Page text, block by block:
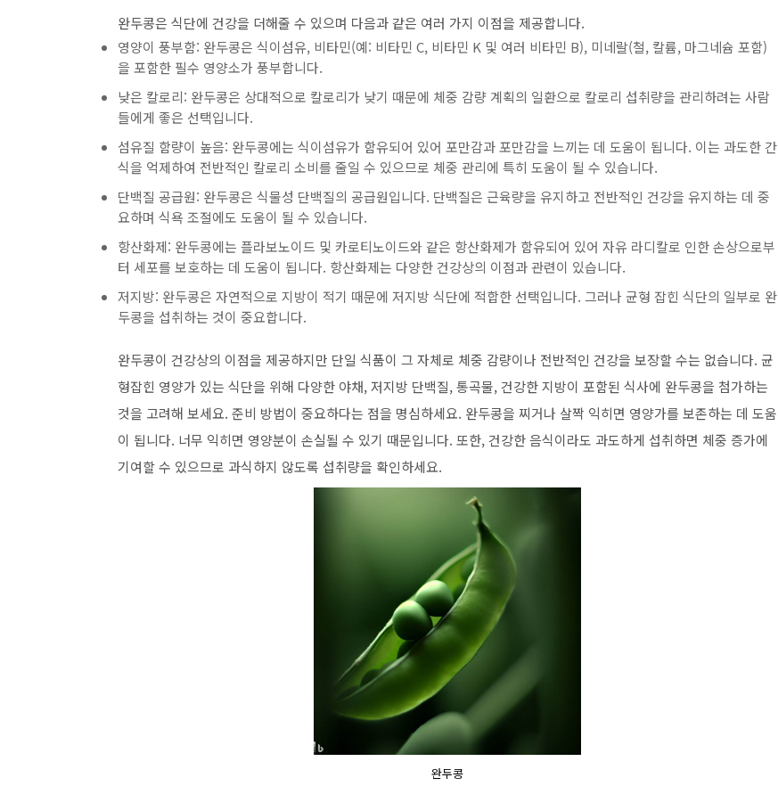
완두콩은 식단에 건강을 더해줄 수 있으며 다음과 같은 여러 가지 이점을 제공합니다.
영양이 풍부함: 완두콩은 식이섬유, 비타민(예: 비타민 C, 비타민 K 및 여러 비타민 B), 미네랄(철, 칼륨, 마그네슘 포함)
을 포함한 필수 영양소가 풍부합니다.
낮은 칼로리: 완두콩은 상대적으로 칼로리가 낮기 때문에 체중 감량 계획의 일환으로 칼로리 섭취량을 관리하려는 사람
들에게 좋은 선택입니다.
섬유질 함량이 높음: 완두콩에는 식이섬유가 함유되어 있어 포만감과 포만감을 느끼는 데 도움이 됩니다. 이는 과도한 간
식을 억제하여 전반적인 칼로리 소비를 줄일 수 있으므로 체중 관리에 특히 도움이 될 수 있습니다.
단백질 공급원: 완두콩은 식물성 단백질의 공급원입니다. 단백질은 근육량을 유지하고 전반적인 건강을 유지하는 데 중
요하며 식욕 조절에도 도움이 될 수 있습니다.
항산화제: 완두콩에는 플라보노이드 및 카로티노이드와 같은 항산화제가 함유되어 있어 자유 라디칼로 인한 손상으로부
터 세포를 보호하는 데 도움이 됩니다. 항산화제는 다양한 건강상의 이점과 관련이 있습니다.
저지방: 완두콩은 자연적으로 지방이 적기 때문에 저지방 식단에 적합한 선택입니다. 그러나 균형 잡힌 식단의 일부로 완
두콩을 섭취하는 것이 중요합니다.
완두콩이 건강상의 이점을 제공하지만 단일 식품이 그 자체로 체중 감량이나 전반적인 건강을 보장할 수는 없습니다. 균
형잡힌 영양가 있는 식단을 위해 다양한 야채, 저지방 단백질, 통곡물, 건강한 지방이 포함된 식사에 완두콩을 첨가하는
것을 고려해 보세요. 준비 방법이 중요하다는 점을 명심하세요. 완두콩을 찌거나 살짝 익히면 영양가를 보존하는 데 도움
이 됩니다. 너무 익히면 영양분이 손실될 수 있기 때문입니다. 또한, 건강한 음식이라도 과도하게 섭취하면 체중 증가에
기여할 수 있으므로 과식하지 않도록 섭취량을 확인하세요.
완두콩